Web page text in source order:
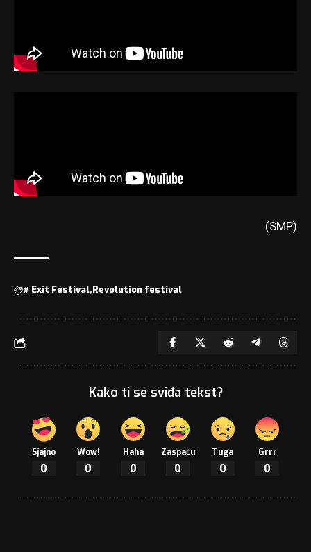
(SMP)
# Exit Festival Revolution festival
Kako ti se sviđa tekst?
Sjajno
0
Wow!
0
Haha
0
Zaspaću
0
Tuga
0
Grrr
0